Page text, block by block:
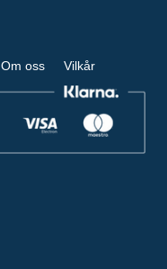
Om oss Vilkår